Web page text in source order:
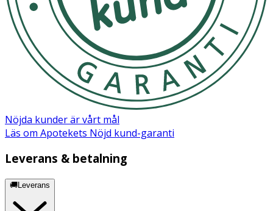
Nöjda kunder är vårt mål
Läs om Apotekets Nöjd kund-garanti
Leverans & betalning
🚚Leverans